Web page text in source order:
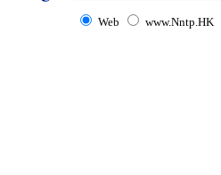
Web www.Nntp.HK